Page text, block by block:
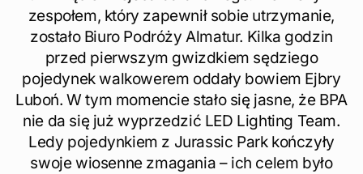
zespołem, który zapewnił sobie utrzymanie,
zostało Biuro Podróży Almatur. Kilka godzin
przed pierwszym gwizdkiem sędziego
pojedynek walkowerem oddały bowiem Ejbry
Luboń. W tym momencie stało się jasne, że BPA
nie da się już wyprzedzić LED Lighting Team.
Ledy pojedynkiem z Jurassic Park kończyły
swoje wiosenne zmagania – ich celem było